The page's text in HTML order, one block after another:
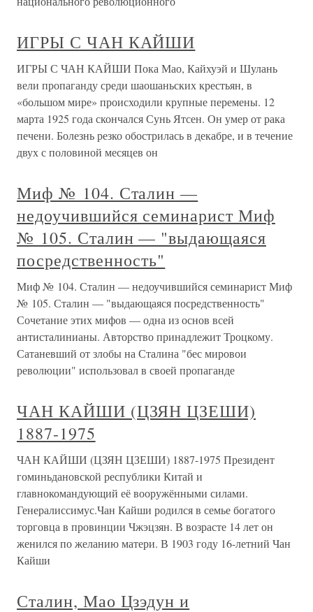
ИГРЫ С ЧАН КАЙШИ
ИГРЫ С ЧАН КАЙШИ Пока Мао, Кайхуэй и Шулань
вели пропаганду среди шаошаньских крестьян, в
«большом мире» происходили крупные перемены. 12
марта 1925 года скончался Сунь Ятсен. Он умер от рака
печени. Болезнь резко обострилась в декабре, и в течение
двух с половиной месяцев он
Миф № 104. Сталин —
недоучившийся семинарист Миф
№ 105. Сталин — "выдающаяся
посредственность"
Миф № 104. Сталин — недоучившийся семинарист Миф
№ 105. Сталин — "выдающаяся посредственность"
Сочетание этих мифов — одна из основ всей
антисталинианы. Авторство принадлежит Троцкому.
Сатаневший от злобы на Сталина "бес мировои
революции" использовал в своей пропаганде
ЧАН КАЙШИ (ЦЗЯН ЦЗЕШИ)
1887-1975
ЧАН КАЙШИ (ЦЗЯН ЦЗЕШИ) 1887-1975 Президент
гоминьдановской республики Китай и
главнокомандующий её вооружёнными силами.
Генералиссимус.Чан Кайши родился в семье богатого
торговца в провинции Чжэцзян. В возрасте 14 лет он
женился по желанию матери. В 1903 году 16-летний Чан
Кайши
Сталин, Мао Цзэдун и